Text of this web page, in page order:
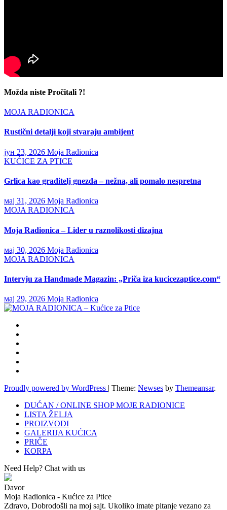
Možda niste Pročitali ?!
MOJA RADIONICA
Rustični detalji koji stvaraju ambijent
јун 23, 2026 Moja Radionica
KUĆICE ZA PTICE
Grlica kao graditelj gnezda – nežna, ali pomalo nespretna
мај 31, 2026 Moja Radionica
MOJA RADIONICA
Moja Radionica – Lider u raznolikosti dizajna
мај 30, 2026 Moja Radionica
MOJA RADIONICA
Intervju za Handmade Magazin: „Priča iza kucicezaptice.com“
мај 29, 2026 Moja Radionica
Proudly powered by WordPress | Theme: Newses by Themeansar.
DUĆAN / ONLINE SHOP MOJE RADIONICE
LISTA ŽELJA
PROIZVODI
GALERIJA KUĆICA
PRIČE
KORPA
Need Help? Chat with us
Davor
Moja Radionica - Kućice za Ptice
Zdravo, Dobrodošli na moj sajt. Ukoliko imate pitanje vezano za